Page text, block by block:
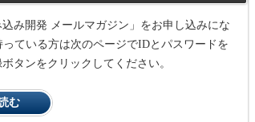
み開発 メールマガジン」をお申し込みにな
ている方は次のページでIDとパスワードを
タンをクリックしてください。
む